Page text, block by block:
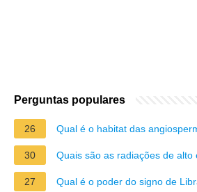
Perguntas populares
26 Qual é o habitat das
30 Quais são as radiações de alto
27 Qual é o poder do signo de